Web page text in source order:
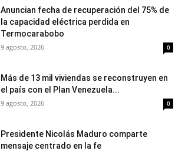
Anuncian fecha de recuperación del 75% de
la capacidad eléctrica perdida en
Termocarabobo
9 agosto, 2026 0
Más de 13 mil viviendas se reconstruyen en
el país con el Plan Venezuela...
9 agosto, 2026 0
Presidente Nicolás Maduro comparte
mensaje centrado en la fe